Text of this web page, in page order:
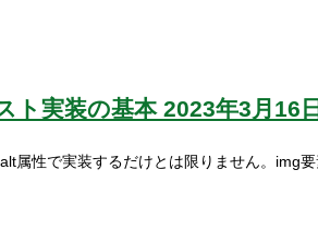
ト実装の基本 2023年3月16日
属性で実装するだけとは限りません。img